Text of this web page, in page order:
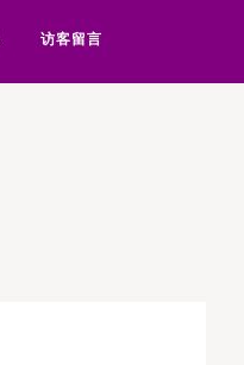
访客留言